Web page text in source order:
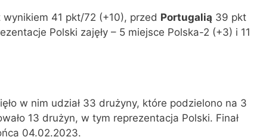
wynikiem 41 pkt/72 (+10), przed Portugalią 39 pkt
Polski zajęły – 5 miejsce Polska-2 (+3) i 11
w nim udział 33 drużyny, które podzielono na 3
13 drużyn, w tym reprezentacja Polski. Finał
04.02.2023.